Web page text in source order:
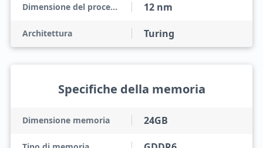
Dimensione del processo 12 nm
Architettura Turing
Specifiche della memoria
Dimensione memoria 24GB